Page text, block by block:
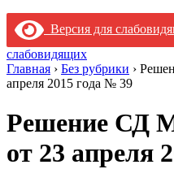
Версия для
слабовидящих
Главная › Без рубрики ›
апреля 2015 года № 39
Решение СД
от 23 апреля